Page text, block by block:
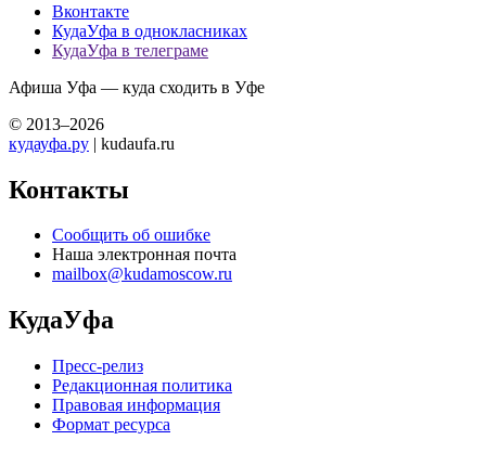
Вконтакте
КудаУфа в однокласниках
КудаУфа в телеграме
Афиша Уфа — куда сходить в Уфе
© 2013–2026
кудауфа.ру | kudaufa.ru
Контакты
Сообщить об ошибке
Наша электронная почта
mailbox@kudamoscow.ru
КудаУфа
Пресс-релиз
Редакционная политика
Правовая информация
Формат ресурса